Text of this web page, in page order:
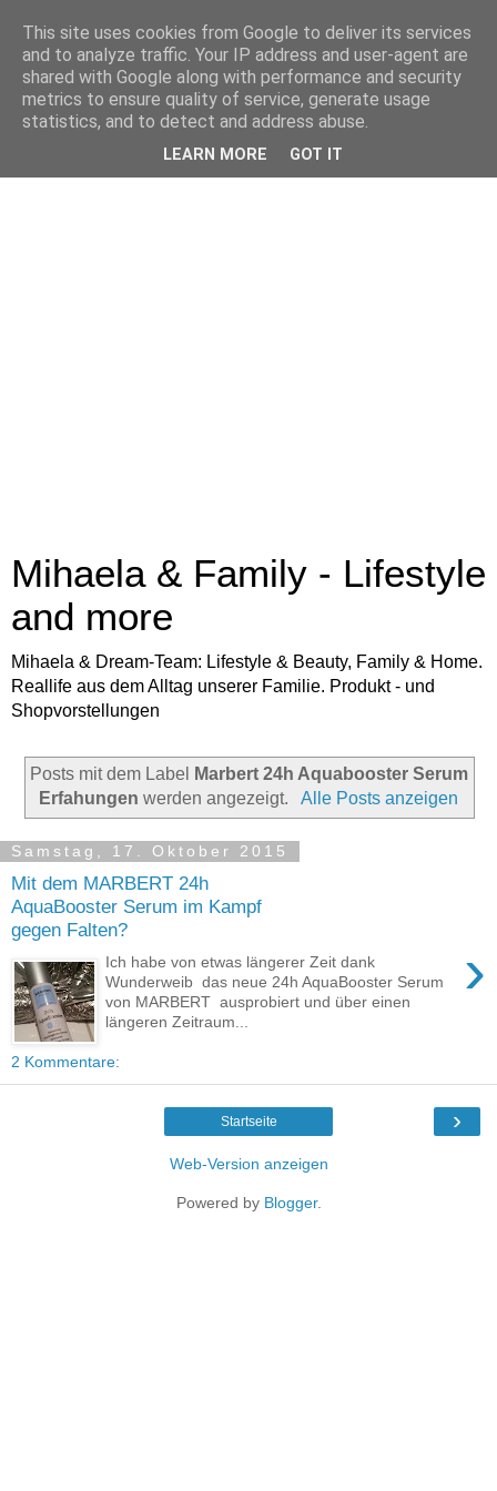
Mihaela & Family - Lifestyle
and more
Mihaela & Dream-Team: Lifestyle & Beauty, Family & Home.
Reallife aus dem Alltag unserer Familie. Produkt - und
Shopvorstellungen
Posts mit dem Label
Marbert 24h Aquabooster Serum
Erfahungen werden angezeigt. Alle Posts anzeigen
Samstag, 17. Oktober 2015
Mit dem MARBERT 24h
AquaBooster Serum im Kampf
gegen Falten?
›
Ich habe von etwas längerer Zeit dank
Wunderweib das neue 24h AquaBooster Serum
von MARBERT ausprobiert und über einen
längeren Zeitraum...
2 Kommentare:
›
Startseite
Web-Version anzeigen
Powered by Blogger.
This site uses cookies from Google to deliver its services
and to analyze traffic. Your IP address and user-agent are
shared with Google along with performance and security
metrics to ensure quality of service, generate usage
statistics, and to detect and address abuse.
LEARN MORE GOT IT